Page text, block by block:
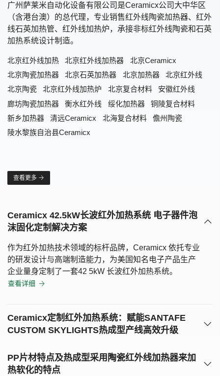
广州萨莱米自动化设备有限公司是Ceramicx公司大中华区
（含港台澳）的总代理，专业销售红外线陶瓷加热器、红外
线石英加热管、红外线加热炉，承接非标红外线陶瓷和石英
加热系统设计制造。
北京红外线加热 北京红外线加热器
北京Ceramicx
北京陶瓷加热器
北京石英加热器 北京加热器
北京红外线
北京陶瓷
北京红外线加热炉 北京复合材料
安徽红外线
廊坊陶瓷加热器
衡水红外线 绥化加热器
铜陵复合材料
新乡加热器
清远Ceramicx 北海复合材料
儋州陶瓷
陵水黎族自治县Ceramicx
查看更多
Ceramicx 42.5kW长波红外加热系统 电子器件泡
沫固化定制解决方案
作为红外加热技术领域的标杆品牌，Ceramicx 依托专业
的研发设计与高端制造能力，为美国知名电子产品生产
企业量身定制了一套42 5kW 长波红外加热系统。
查看详细
Ceramicx定制红外加热系统：赋能SANTAFE
CUSTOM SKYLIGHTS热成型产线高效升级
PP片材特点及热成型采用陶瓷红外线加热器来加
热软化的特点